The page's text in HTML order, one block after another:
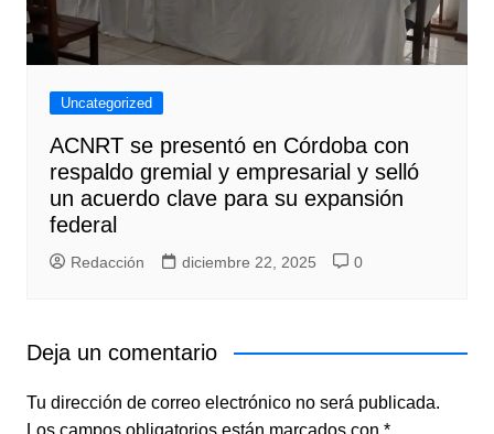
Uncategorized
ACNRT se presentó en Córdoba con
respaldo gremial y empresarial y selló
un acuerdo clave para su expansión
federal
Redacción diciembre 22, 2025 0
Deja un comentario
Tu dirección de correo electrónico no será publicada.